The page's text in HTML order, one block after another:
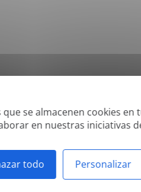
se almacenen cookies
en nuestras iniciativas
todo Personalizar
PDF* , CSV, PPTX, XLSX, XLS, RTF, TXT